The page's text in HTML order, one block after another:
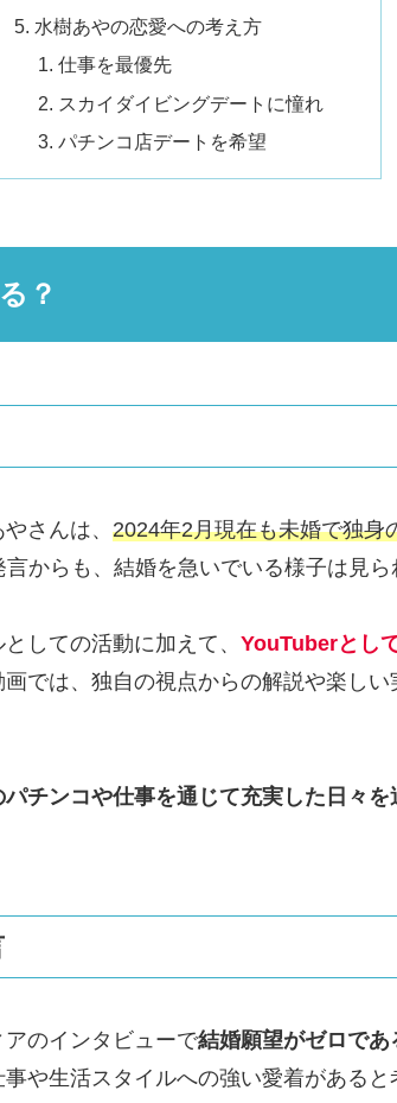
水樹あやの恋愛への考え方
仕事を最優先
スカイダイビングデートに憧れ
パチンコ店デートを希望
？
さんは、 2024年2月現在も未婚で独身
からも、結婚を急いでいる様子は見ら
しての活動に加えて、 YouTuberとし
では、独自の視点からの解説や楽し
パチンコや仕事を通じて充実した日々を
のインタビューで結婚願望がゼロで
や生活スタイルへの強い愛着があると